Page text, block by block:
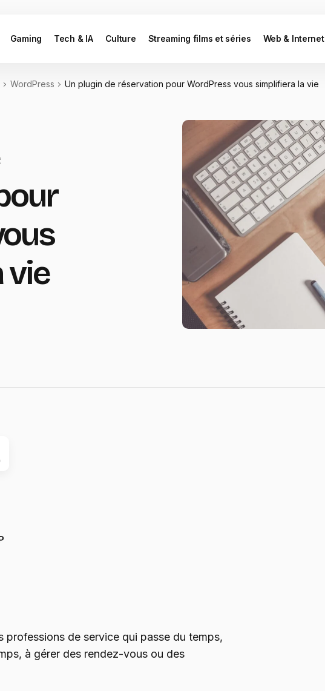
Gaming Tech & IA Culture Streaming films et séries Web & Internet
WordPress Un plugin de réservation pour WordPress vous simplifiera la vie
vie
professions de service qui passe du temps,
à gérer des rendez-vous ou des